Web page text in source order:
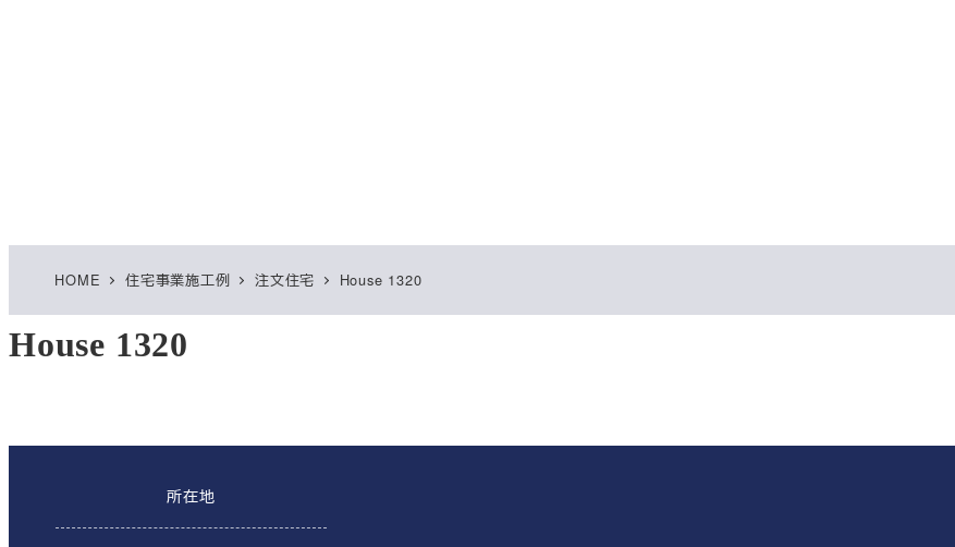
HOME 住宅事業施工例 注文住宅 House 1320
House 1320
所在地